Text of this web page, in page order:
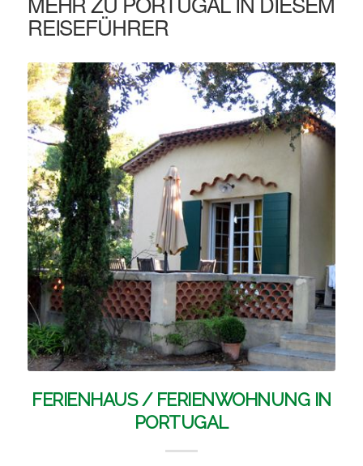
REISEFÜHRER
FERIENHAUS / FERIENWOHNUNG IN
PORTUGAL
FADO – PORTUGIESISCHE MUSIK
Fado ist ein eigener portugiesischer Musikstil. Hier finden